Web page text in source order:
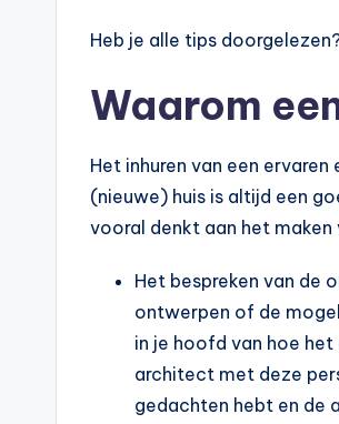
Heb je alle tips
Waarom
Het inhuren van een
(nieuwe) huis is altijd een
vooral denkt aan het maken
Het bespreken van de
ontwerpen of de
in je hoofd van hoe
architect met deze
gedachten hebt en de